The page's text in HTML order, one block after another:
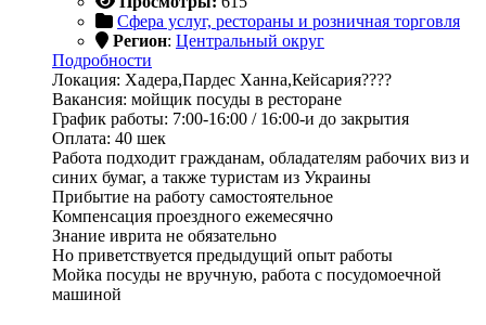
Сфера услуг, рестораны и розничная торговля
Регион: Центральный округ
Подробности
Локация: Хадера,Пардес Ханна,Кейсария????
Вакансия: мойщик посуды в ресторане
График работы: 7:00-16:00 / 16:00-и до закрытия
Оплата: 40 шек
Работа подходит гражданам, обладателям рабочих виз и
синих бумаг, а также туристам из Украины
Прибытие на работу самостоятельное
Компенсация проездного ежемесячно
Знание иврита не обязательно
Но приветствуется предыдущий опыт работы
Мойка посуды не вручную, работа с посудомоечной
машиной